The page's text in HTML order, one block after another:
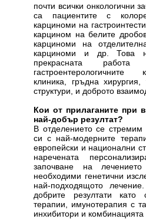
почти всички онкологични
са пациентите с
карциноми на
карцином на белите
карциноми на
карциноми и др. Това
прекрасната
гастроентерологичните
клиника, гръдна
структури, и доброто
Кои от прилаганите при
най-добър резултат?
В отделението се стремим
си с най-модерните
европейски и национални
наречената
започване на
необходими генетични
най-подходящото
добрите резултати като
терапии, имунотерапия с
инхибитори и